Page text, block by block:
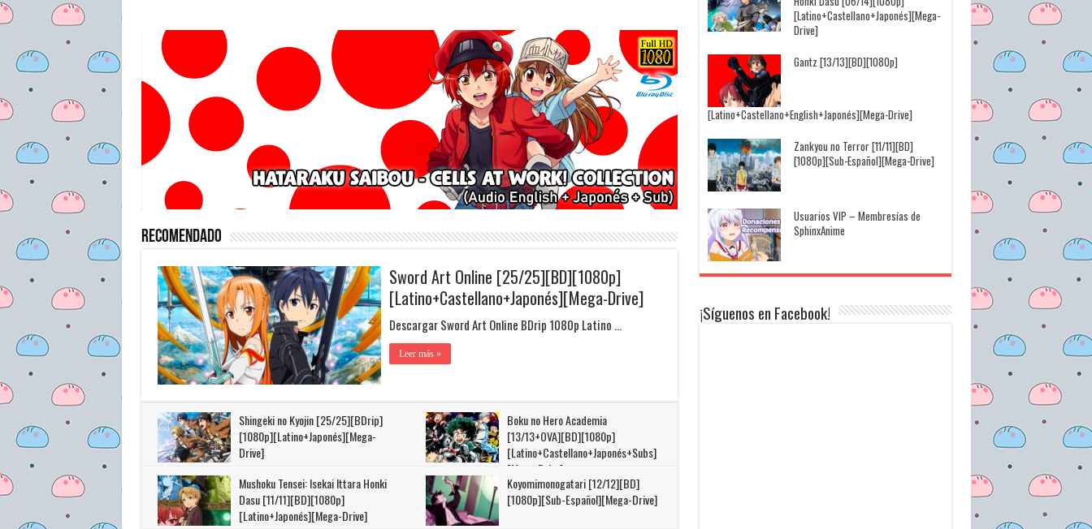
Recomendado
Sword Art Online [25/25][BD][1080p]
[Latino+Castellano+Japonés][Mega-Drive]
Descargar Sword Art Online BDrip 1080p Latino …
Leer más »
Shingeki no Kyojin [25/25][BDrip]
[1080p][Latino+Japonés][Mega-
Drive]
Boku no Hero Academia
[13/13+OVA][BD][1080p]
[Latino+Castellano+Japonés+Subs]
[Mega-Drive]
Mushoku Tensei: Isekai Ittara Honki
Dasu [11/11][BD][1080p]
[Latino+Japonés][Mega-Drive]
Koyomimonogatari [12/12][BD]
[1080p][Sub-Español][Mega-Drive]
[Latino+Castellano+Japonés][Mega-
Drive]
Gantz [13/13][BD][1080p]
[Latino+Castellano+English+Japonés][Mega-Drive]
Zankyou no Terror [11/11][BD]
[1080p][Sub-Español][Mega-Drive]
Usuarios VIP – Membresías de
SphinxAnime
¡Síguenos en Facebook!